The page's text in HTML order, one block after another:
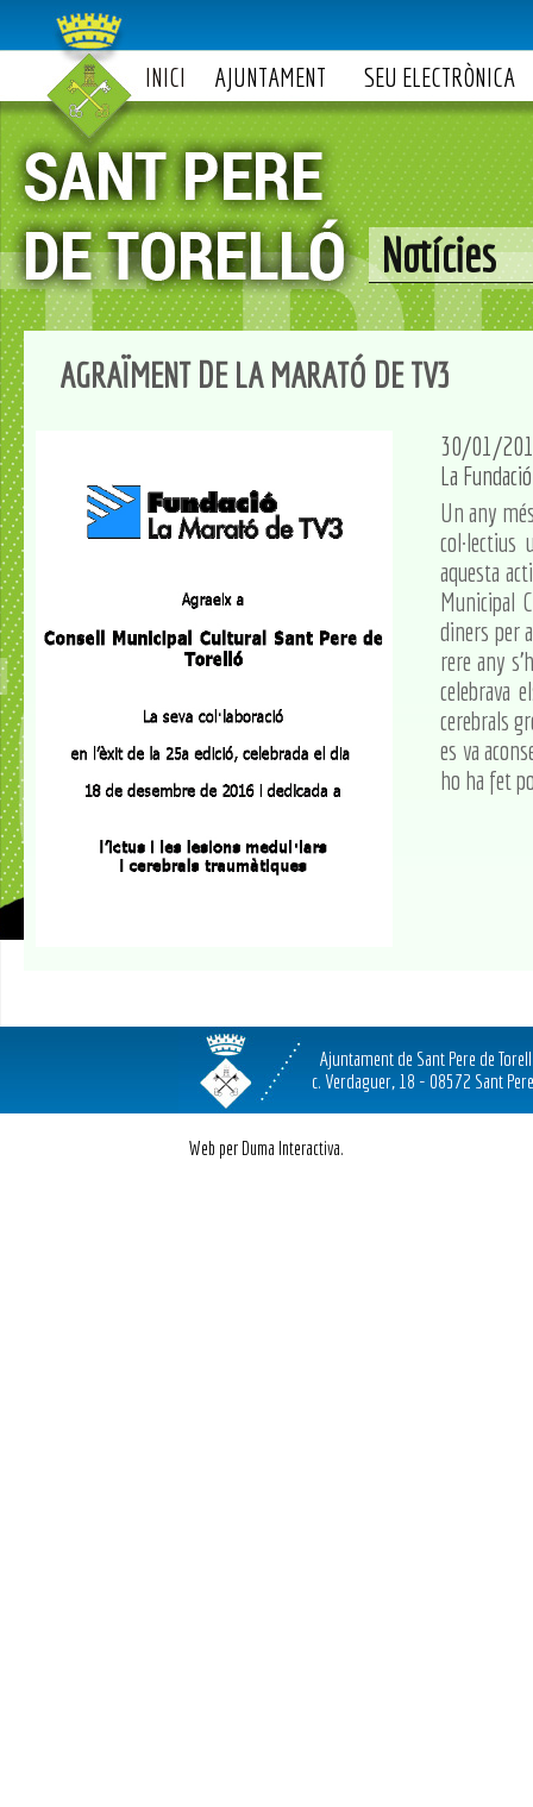
INICI AJUNTAMENT SEU ELECTRÒNICA
Notícies
AGRAÏMENT DE LA MARATÓ DE TV3
30/01/
La
Un any
col·lectius
aquesta
Municipal
diners per
rere any
celebrava
cerebrals
es va
ho ha fet
Ajuntament de Sant Pere de
c. Verdaguer, 18 - 08572 Sant
Web per Duma Interactiva.